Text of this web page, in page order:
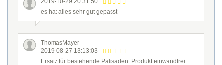
2019-10-29 20:31:50
es hat alles sehr gut gepasst
ThomasMayer
2019-08-27 13:13:03
Ersatz für bestehende Palisaden. Produkt einwandfrei